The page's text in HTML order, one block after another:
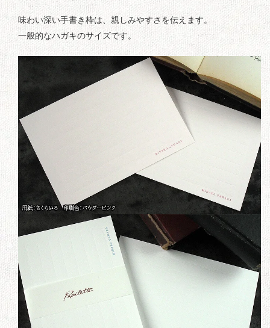
味わい深い手書き枠は、親しみやすさを伝えます。
一般的なハガキのサイズです。